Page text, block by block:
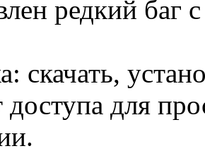
редкий баг
скачать,
доступа для